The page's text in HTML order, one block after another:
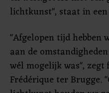
lichtkunst", staat in
"Afgelopen tijd hebben
aan de
wél mogelijk was",
Frédérique ter Brugge.